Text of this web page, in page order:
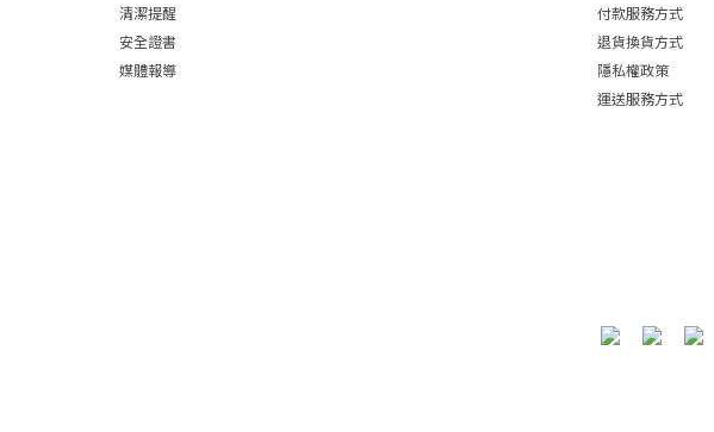
清潔提醒
安全證書
媒體報導
付款服務方式
退貨換貨方式
隱私權政策
運送服務方式